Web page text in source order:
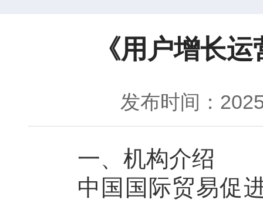
《用户增长
发布时间：
一、机构介绍
中国国际贸易促